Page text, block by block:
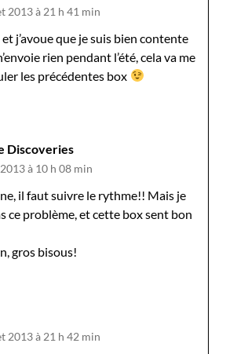
2013 à 21 h 41 min
j’avoue que je suis bien contente
rien pendant l’été, cela va me
les précédentes box
Discoveries
à 10 h 08 min
il faut suivre le rythme!! Mais je
ce problème, et cette box sent bon
gros bisous!
2013 à 21 h 42 min